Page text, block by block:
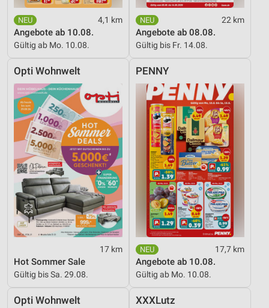
4,1 km
Angebote ab 10.08.
Gültig ab Mo. 10.08.
22 km
Angebote ab 08.08.
Gültig bis Fr. 14.08.
Opti Wohnwelt
17 km
Hot Sommer Sale
Gültig bis Sa. 29.08.
PENNY
17,7 km
Angebote ab 10.08.
Gültig ab Mo. 10.08.
Opti Wohnwelt XXXLutz